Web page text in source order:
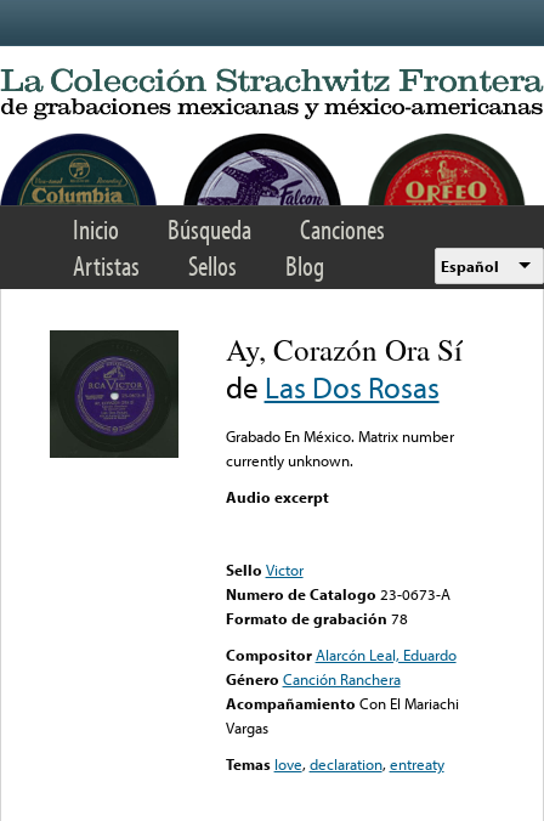
Inicio Búsqueda
Canciones
Artistas
Sellos Blog Español
Ay, Corazón Ora Sí
de Las Dos Rosas
Grabado En México. Matrix number
currently unknown.
Audio excerpt
Sello Victor
Numero de Catalogo 23-0673-A
Formato de grabación 78
Compositor Alarcón Leal, Eduardo
Género Canción Ranchera
Acompañamiento Con El Mariachi
Vargas
Temas love,declaration,entreaty